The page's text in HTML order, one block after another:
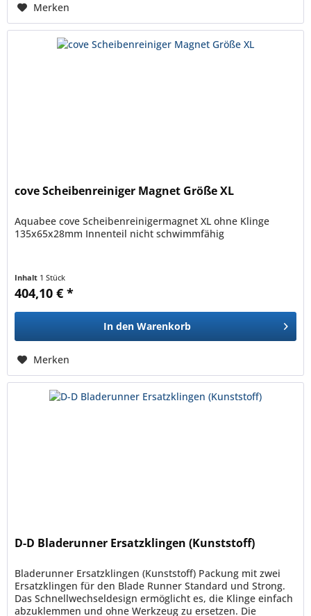
Merken
cove Scheibenreiniger Magnet Größe XL
Aquabee cove Scheibenreinigermagnet XL ohne Klinge
135x65x28mm Innenteil nicht schwimmfähig
Inhalt 1 Stück
404,10 € *
In den Warenkorb
Merken
D-D Bladerunner Ersatzklingen (Kunststoff)
Bladerunner Ersatzklingen (Kunststoff) Packung mit zwei
Ersatzklingen für den Blade Runner Standard und Strong.
Das Schnellwechseldesign ermöglicht es, die Klinge einfach
abzuklemmen und ohne Werkzeug zu ersetzen. Die